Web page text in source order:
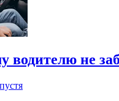
водителю не